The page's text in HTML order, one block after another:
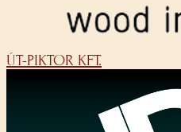
ÚT-PIKTOR KFT.